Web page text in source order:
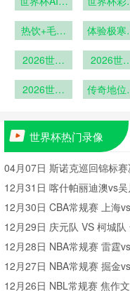
集体抗议
球迷最
门”？
热饮+毛毯
体验极寒
2026世界
大黑马之旅
2026世
大决赛进
2026世界
星：梅西位
列第8
传奇地位
世界杯热门录像
04月07日 斯诺克巡回锦标
全场录像回放
12月31日 喀什帕丽迪澳vs
12月30日 CBA常规赛 上海
12月29日 庆元队 VS 柯城队
12月28日 NBA常规赛 雷霆
12月27日 NBA常规赛 掘金
12月26日 NBL常规赛 焦作